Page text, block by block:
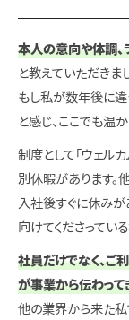
本人の意向や体調、
と教えていただきま
もし私が数年後に違
と感じ、ここでも温
制度として「ウェル
別休暇があります。
入社後すぐに休みが
向けてくださってい
社員だけでなく、ご
が事業から伝わって
他の業界から来た私